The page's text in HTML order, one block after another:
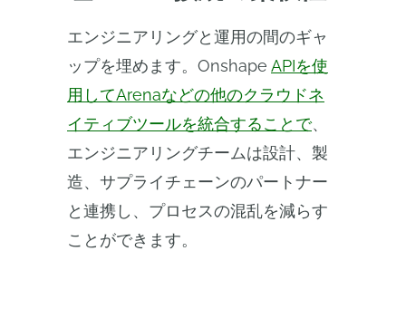
エンジニアリングと運用の間のギャ
ップを埋めます。Onshape APIを使
用してArenaなどの他のクラウドネ
イティブツールを統合することで、
エンジニアリングチームは設計、製
造、サプライチェーンのパートナー
と連携し、プロセスの混乱を減らす
ことができます。